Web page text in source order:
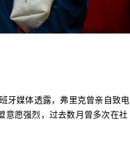
牙媒体透露，弗里克曾亲自致电
意愿强烈，过去数月曾多次在社